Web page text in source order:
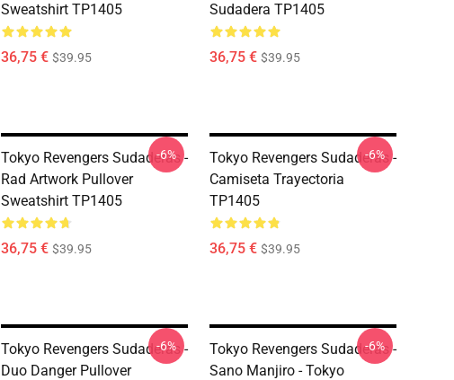
Sweatshirt TP1405
36,75 € $39.95
Sudadera TP1405
36,75 € $39.95
Tokyo Revengers Sudaderas -
Rad Artwork Pullover
Sweatshirt TP1405
36,75 € $39.95
-6%
Tokyo Revengers Sudaderas -
Camiseta Trayectoria
TP1405
36,75 € $39.95
-6%
Tokyo Revengers Sudaderas -
Duo Danger Pullover
-6%
Tokyo Revengers Sudaderas -
Sano Manjiro - Tokyo
-6%